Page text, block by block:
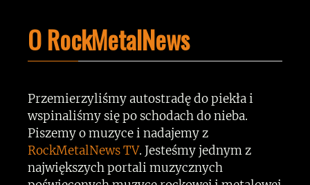
O RockMetalNews
Przemierzyliśmy autostradę do piekła i
wspinaliśmy się po schodach do nieba.
Piszemy o muzyce i nadajemy z
RockMetalNews TV. Jesteśmy jednym z
największych portali muzycznych